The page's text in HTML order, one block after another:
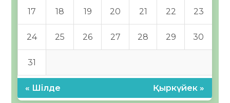
17 18 19 20 21 22 23
24 25 26 27 28 29 30
31
« Шілде Қыркүйек »